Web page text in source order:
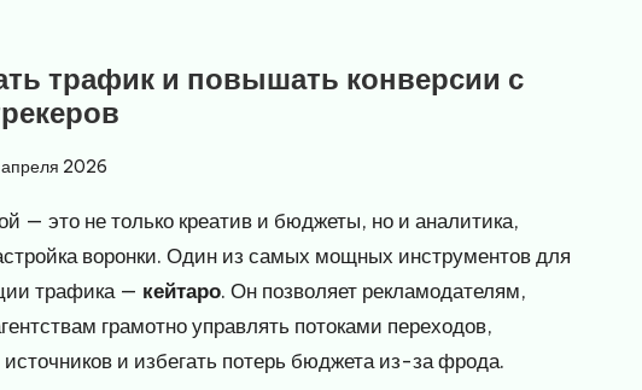
трафик и повышать конверсии с
2026
— это не только креатив и бюджеты, но и аналитика,
воронки. Один из самых мощных инструментов для
трафика — кейтаро. Он позволяет рекламодателям,
грамотно управлять потоками переходов,
и избегать потерь бюджета из-за фрода.